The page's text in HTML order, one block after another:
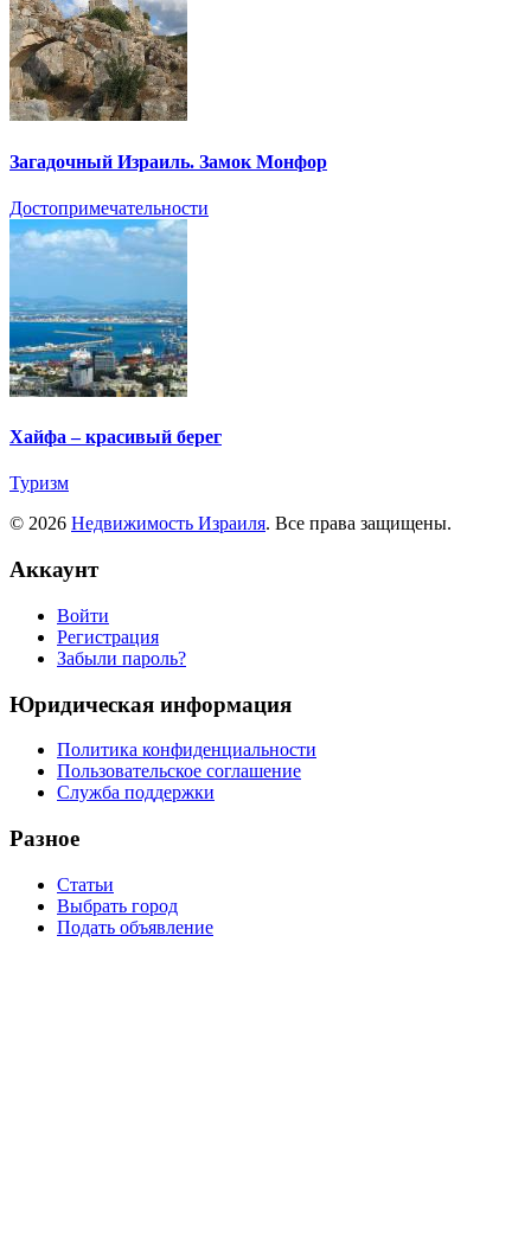
Загадочный Израиль. Замок Монфор
Достопримечательности
Хайфа – красивый берег
Туризм
© 2026 Недвижимость Израиля. Все права защищены.
Аккаунт
Войти
Регистрация
Забыли пароль?
Юридическая информация
Политика конфиденциальности
Пользовательское соглашение
Служба поддержки
Разное
Статьи
Выбрать город
Подать объявление